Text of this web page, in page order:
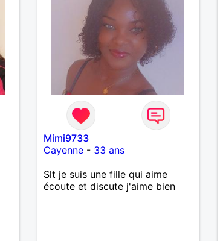
Mimi9733
Cayenne- 33 ans
Slt je suis une fille qui aime
écoute et discute j'aime bien